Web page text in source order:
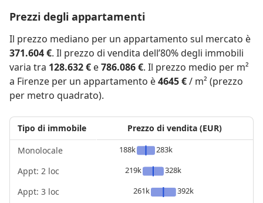
Prezzi degli appartamenti
Il prezzo mediano per un appartamento sul mercato è
371.604 €. Il prezzo di vendita dell’80% degli immobili
varia tra 128.632 € e786.086 €. Il prezzo medio per m²
a Firenze per un appartamento è4645 €/ m² (prezzo
per metro quadrato).
Tipo di immobile
Monolocale
Appt: 2 loc
Appt: 3 loc
Prezzo di vendita (EUR)
188k
283k
219k
328k
261k
392k